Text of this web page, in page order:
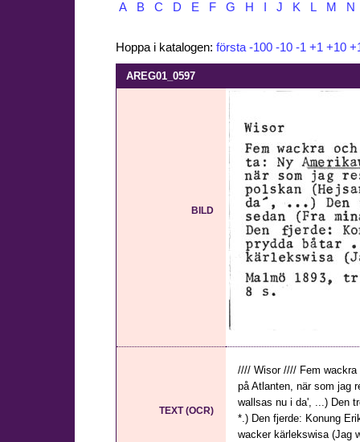
A B C D E F G H J K L M N
Hoppa i katalogen: första -100 -10 -1 +1 +10
AREG01_0597
BILD
TEXT (OCR)
//// Wisor //// Fem wackra
på Atlanten, när som jag
wallsas nu i da', ...) Den
*.) Den fjerde: Konung
wacker kärlekswisa (Jag